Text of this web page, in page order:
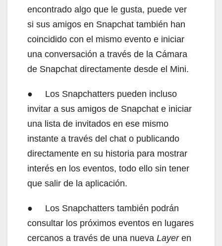
encontrado algo que le gusta, puede ver
si sus amigos en Snapchat también han
coincidido con el mismo evento e iniciar
una conversación a través de la Cámara
de Snapchat directamente desde el Mini.
● Los Snapchatters pueden incluso
invitar a sus amigos de Snapchat e iniciar
una lista de invitados en ese mismo
instante a través del chat o publicando
directamente en su historia para mostrar
interés en los eventos, todo ello sin tener
que salir de la aplicación.
● Los Snapchatters también podrán
consultar los próximos eventos en lugares
cercanos a través de una nueva Layer en